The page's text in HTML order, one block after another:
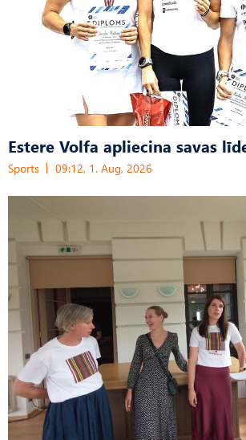
Estere Volfa apliecina savas
Sports 09:12, 1. Aug, 2026